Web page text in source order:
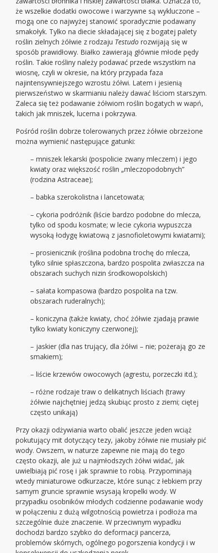
że wszelkie dodatki owocowe i warzywne są wykluczone –
mogą one co najwyżej stanowić sporadycznie podawany
smakołyk. Tylko na diecie składającej się z bogatej palety
roślin zielnych żółwie z rodzaju Testudorozwijają się w
sposób prawidłowy. Białko zawierają głównie młode pędy
roślin. Takie rośliny należy podawać przede wszystkim na
wiosnę, czyli w okresie, na który przypada faza
najintensywniejszego wzrostu żółwi. Latem i jesienią
pierwszeństwo w skarmianiu należy dawać liściom starszym.
Zaleca się też podawanie żółwiom roślin bogatych w wapń,
takich jak mniszek, lucerna i pokrzywa.
Pośród roślin dobrze tolerowanych przez żółwie obrzeżone
można wymienić następujące gatunki:
– mniszek lekarski (pospolicie zwany mleczem) i jego
kwiaty oraz większość roślin „mleczopodobnych”
(rodzina Astraceae);
– babka szerokolistna i lancetowata;
– cykoria podróżnik (liście bardzo podobne do mlecza,
tylko od spodu kosmate; w lecie cykoria wypuszcza
wysoką łodygę kwiatową z jasnofioletowymi kwiatami);
– prosienicznik (roślina podobna trochę do mlecza,
tylko silnie spłaszczona, bardzo pospolita zwłaszcza na
obszarach suchych nizin środkowopolskich)
– sałata kompasowa (bardzo pospolita na tzw.
obszarach ruderalnych);
– koniczyna (także kwiaty, choć żółwie zjadają prawie
tylko kwiaty koniczyny czerwonej);
– jaskier (dla nas trujący, dla żółwi – nie; pożerają go ze
smakiem);
– liście krzewów owocowych (agrestu, porzeczki itd.);
– różne rodzaje traw o delikatnych liściach (trawy
żółwie najchętniej jedzą skubiąc prosto z ziemi; ciętej
często unikają)
Przy okazji odżywiania warto obalić jeszcze jeden wciąż
pokutujący mit dotyczący tezy, jakoby żółwie nie musiały pić
wody. Owszem, w naturze zapewne nie mają do tego
często okazji, ale już u najmłodszych żółwi widać, jak
uwielbiają pić rosę i jak sprawnie to robią. Przypominają
wtedy miniaturowe odkurzacze, które sunąc z łebkiem przy
samym gruncie sprawnie wsysają kropelki wody. W
przypadku osobników młodych codzienne podawanie wody
w połączeniu z dużą wilgotnością powietrza i podłoża ma
szczególnie duże znaczenie. W przeciwnym wypadku
dochodzi bardzo szybko do deformacji pancerza,
problemów skórnych, ogólnego pogorszenia kondycji i w